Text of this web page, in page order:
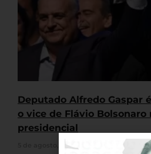
Deputado Alfredo Gaspar
o vice de Flávio Bolsonaro
presidencial
5 de agosto, 2026
Nenhum